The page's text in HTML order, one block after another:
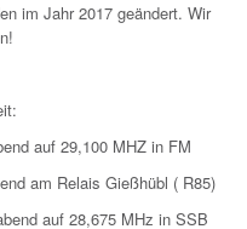
im Jahr 2017 geändert. Wir
auf 29,100 MHZ in FM
am Relais Gießhübl ( R85)
auf 28,675 MHz in SSB